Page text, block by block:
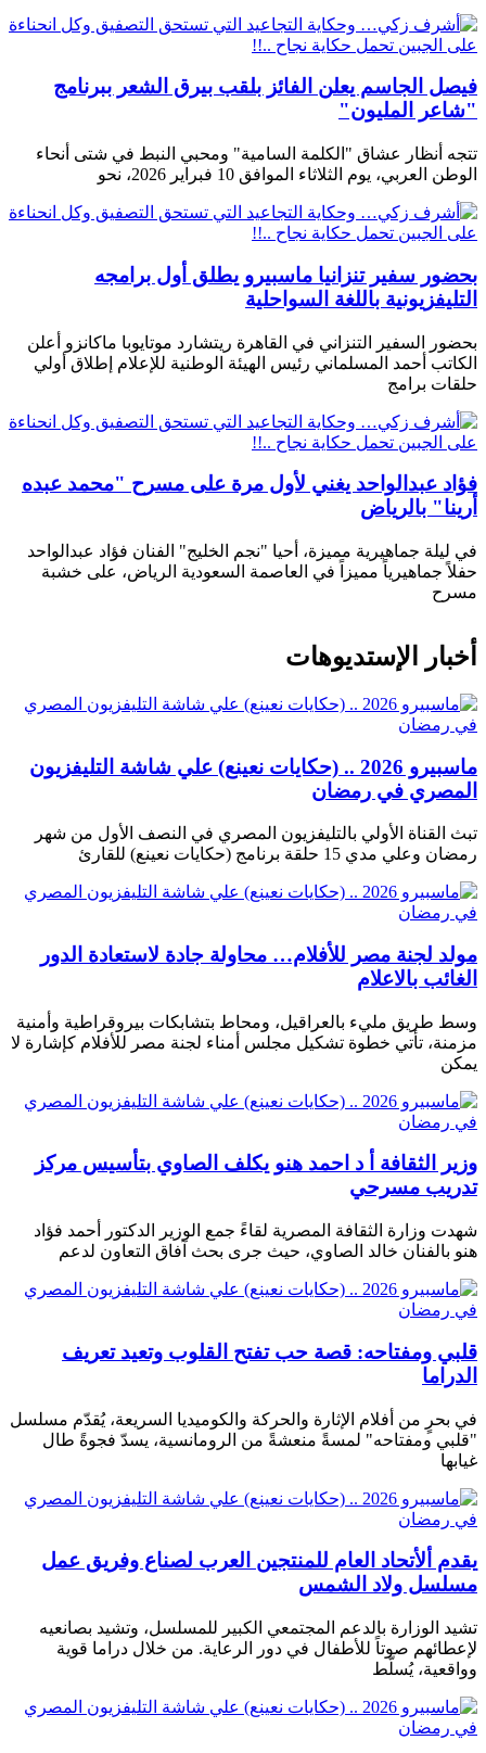
فيصل الجاسم يعلن الفائز بلقب بيرق الشعر ببرنامج
"شاعر المليون"
تتجه أنظار عشاق "الكلمة السامية" ومحبي النبط في شتى أنحاء
الوطن العربي، يوم الثلاثاء الموافق 10 فبراير 2026، نحو
بحضور سفير تنزانيا ماسبيرو يطلق أول برامجه
التليفزيونية باللغة السواحلية
بحضور السفير التنزاني في القاهرة ريتشارد موتايوبا ماكانزو أعلن
الكاتب أحمد المسلماني رئيس الهيئة الوطنية للإعلام إطلاق أولي
حلقات برامج
فؤاد عبدالواحد يغني لأول مرة على مسرح "محمد عبده
أرينا" بالرياض
في ليلة جماهيرية مميزة، أحيا "نجم الخليج" الفنان فؤاد عبدالواحد
حفلاً جماهيرياً مميزاً في العاصمة السعودية الرياض، على خشبة
مسرح
أخبار الإستديوهات
ماسبيرو 2026 .. (حكايات نعينع) علي شاشة التليفزيون
المصري في رمضان
تبث القناة الأولي بالتليفزيون المصري في النصف الأول من شهر
رمضان وعلي مدي 15 حلقة برنامج (حكايات نعينع) للقارئ
مولد لجنة مصر للأفلام… محاولة جادة لاستعادة الدور
الغائب بالاعلام
وسط طريق مليء بالعراقيل، ومحاط بتشابكات بيروقراطية وأمنية
مزمنة، تأتي خطوة تشكيل مجلس أمناء لجنة مصر للأفلام كإشارة لا
يمكن
وزير الثقافة أ د احمد هنو يكلف الصاوي بتأسيس مركز
تدريب مسرحي
شهدت وزارة الثقافة المصرية لقاءً جمع الوزير الدكتور أحمد فؤاد
هنو بالفنان خالد الصاوي، حيث جرى بحث آفاق التعاون لدعم
قلبي ومفتاحه: قصة حب تفتح القلوب وتعيد تعريف
الدراما
في بحرٍ من أفلام الإثارة والحركة والكوميديا ​​السريعة، يُقدّم مسلسل
"قلبي ومفتاحه" لمسةً منعشةً من الرومانسية، يسدّ فجوةً طال
غيابها
يقدم ألأتحاد العام للمنتجين العرب لصناع وفريق عمل
مسلسل ولاد الشمس
تشيد الوزارة بالدعم المجتمعي الكبير للمسلسل، وتشيد بصانعيه
لإعطائهم صوتاً للأطفال في دور الرعاية. من خلال دراما قوية
وواقعية، يُسلّط